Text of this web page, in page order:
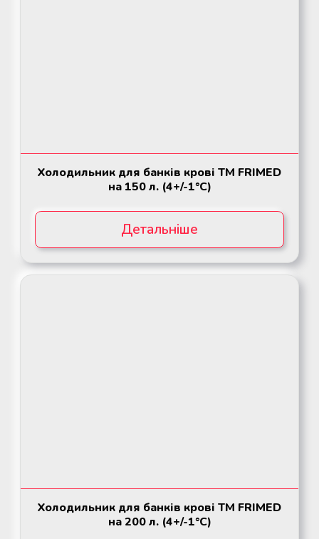
Холодильник для банків крові ТМ FRIMED
на 150 л. (4+/-1°C)
Детальніше
Холодильник для банків крові ТМ FRIMED
на 200 л. (4+/-1°C)